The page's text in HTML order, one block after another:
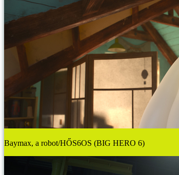
Baymax, a robot/HŐS6OS (BIG HERO 6)